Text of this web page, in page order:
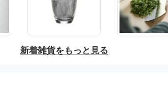
新着雑貨をもっと見る